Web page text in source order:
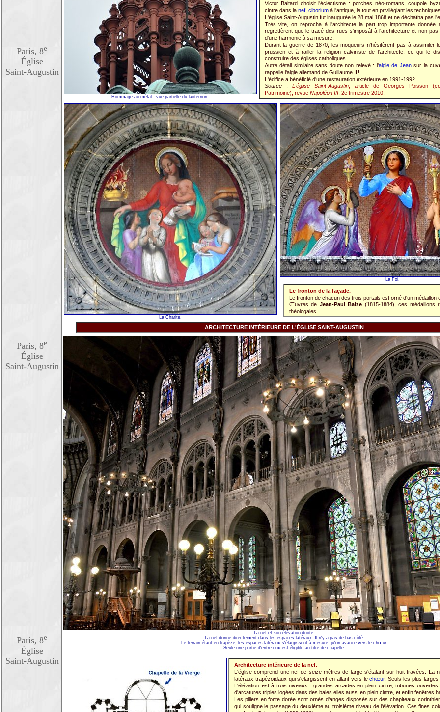
Paris, 8e
Église
Saint-Augustin
Paris, 8e
Église
Saint-Augustin
Paris, 8e
Église
Saint-Augustin
Hommage au métal : vue partielle du lanternon.
Victor Baltard choisit l'éclectisme : porches néo-romans, coupole
cintre dans la nef, ciboriumà l'antique, le tout en privilégiant les
L'église Saint-Augustin fut inaugurée le 28 mai 1868 et ne déchaîna pas
Très vite, on reprocha à l'architecte la part trop importante donnée
regrettèrent que le tracé des rues s'imposât à l'architecture et non pas
d'une harmonie à sa mesure.
Durant la guerre de 1870, les moqueurs n'hésitèrent pas à assimiler
prussien et à railler la religion calviniste de l'architecte, ce qui le
construire des églises catholiques.
Autre détail similaire sans doute non relevé : l'aigle de Jeansur la
rappelle l'aigle allemand de Guillaume II !
L'édifice a bénéficié d'une restauration extérieure en 1991-1992.
Source: L'église Saint-Augustin, article de Georges Poisson
Patrimoine), revue Napoléon III, 2e trimestre 2010.
La Charité.
La Foi.
Le fronton de la façade.
Le fronton de chacun des trois portails est orné d'un médaillon
Œuvres de Jean-Paul Balze (1815-1884), ces médaillons
théologales.
ARCHITECTURE INTÉRIEURE DE L'ÉGLISE SAINT-AUGUSTIN
La nef et son élévation droite.
La nef donne directement dans les espaces latéraux. Il n'y a pas de bas-côté.
Le terrain étant en trapèze, les espaces latéraux s'élargissent à mesure qu'on avance vers le chœur.
Seule une partie d'entre eux est éligible au titre de chapelle.
Architecture intérieure de la nef.
L'église comprend une nef de seize mètres de large s'étalant sur huit travées. La
latéraux trapézoïdaux qui s'élargissent en allant vers lechœur. Seuls les plus
L'élévation est à trois niveaux : grandes arcades en plein cintre, tribunes
d'arcatures triples logées dans des baies elles aussi en plein cintre, et enfin fenêtres
Les piliers en fonte dorée sont ornés d'anges disposés sur des chapiteaux
qui souligne le passage du deuxième au troisième niveau de l'élévation. Ces fines